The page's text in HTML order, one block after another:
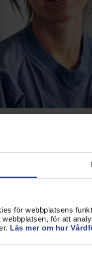
för webbplatsens
för att
Läs mer om hur
Biomedicinsk
Förtroendevald
Student
financed
one fourth of all
system at